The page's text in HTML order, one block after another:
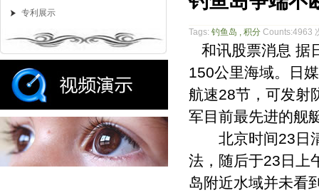
专利展示
Tags: 钓鱼岛 , 积分 Counts:4963
和讯股票消息 据
150公里海域。日
航速28节，可发射
军目前最先进的舰
北京时间23日清
法，随后于23日上
岛附近水域并未看